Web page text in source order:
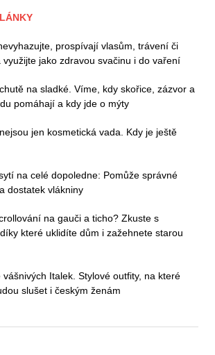
prospívají vlasům, trávení či
jako zdravou svačinu i do vaření
na sladké. Víme, kdy skořice, zázvor a
pomáhají a kdy jde o mýty
jen kosmetická vada. Kdy je ještě
na celé dopoledne: Pomůže správné
dostatek vlákniny
na gauči a ticho? Zkuste s
které uklidíte dům i zažehnete starou
Italek. Stylové outfity, na které
slušet i českým ženám